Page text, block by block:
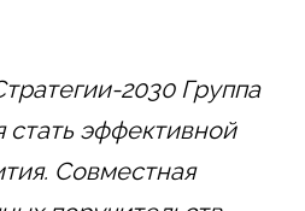
2030 Группа
эффективной
Совместная